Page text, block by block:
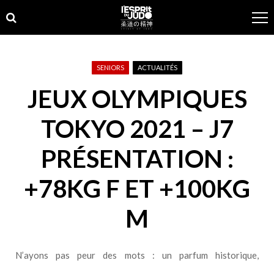
to
navigation
to
content
SENIORS ACTUALITÉS
JEUX OLYMPIQUES
TOKYO 2021 – J7
PRÉSENTATION :
+78KG F ET +100KG
M
N’ayons pas peur des mots : un parfum historique,